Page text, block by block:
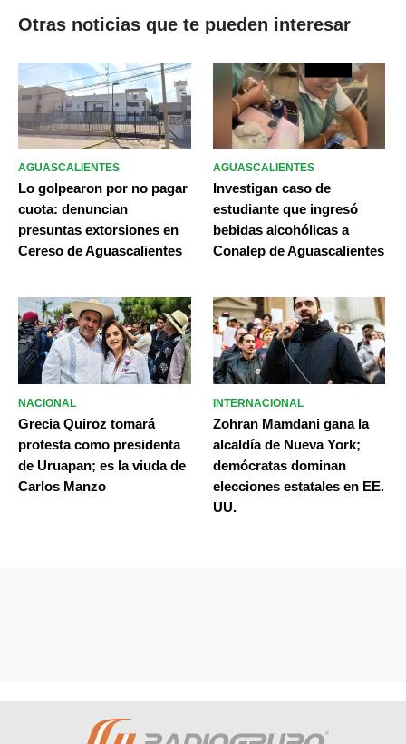
Otras noticias que te pueden interesar
AGUASCALIENTES
Lo golpearon por no pagar
cuota: denuncian
presuntas extorsiones en
Cereso de Aguascalientes
AGUASCALIENTES
Investigan caso de
estudiante que ingresó
bebidas alcohólicas a
Conalep de Aguascalientes
NACIONAL
Grecia Quiroz tomará
protesta como presidenta
de Uruapan; es la viuda de
Carlos Manzo
INTERNACIONAL
Zohran Mamdani gana la
alcaldía de Nueva York;
demócratas dominan
elecciones estatales en EE.
UU.